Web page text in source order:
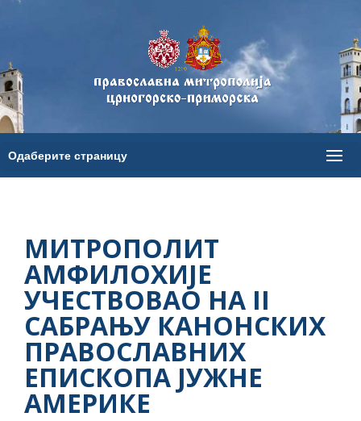
МИТРОПОЛИТ
АМФИЛОХИЈЕ
УЧЕСТВОВАО НА II
САБРАЊУ КАНОНСКИХ
ПРАВОСЛАВНИХ
ЕПИСКОПА ЈУЖНЕ
АМЕРИКЕ